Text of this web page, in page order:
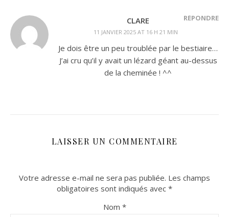
CLARE
11 JANVIER 2025 AT 16 H 21 MIN
RÉPONDRE
Je dois être un peu troublée par le bestiaire…
J’ai cru qu’il y avait un lézard géant au-dessus
de la cheminée ! ^^
LAISSER UN COMMENTAIRE
Votre adresse e-mail ne sera pas publiée. Les champs
obligatoires sont indiqués avec *
Nom *